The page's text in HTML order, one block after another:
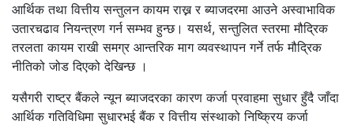
आर्थिक तथा वित्तीय सन्तुलन कायम राख्न र ब्याजदरमा आउने अस्वाभाविक
उतारचढाव नियन्त्रण गर्न सम्भव हुन्छ। यसर्थ, सन्तुलित स्तरमा मौद्रिक
तरलता कायम राखी समग्र आन्तरिक माग व्यवस्थापन गर्ने तर्फ मौद्रिक
नीतिको जोड दिएको देखिन्छ ।
यसैगरी राष्ट्र बैंकले न्यून ब्याजदरका कारण कर्जा प्रवाहमा सुधार हुँदै जाँदा
आर्थिक गतिविधिमा सुधारभई बैंक र वित्तीय संस्थाको निष्क्रिय कर्जा